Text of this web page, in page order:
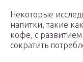
Некоторые
напитки, такие
кофе, с
сократить